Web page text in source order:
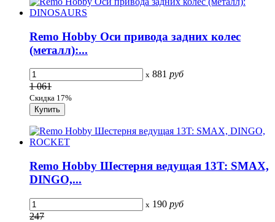
Remo Hobby Оси привода задних колес
(металл):...
x 881 руб
1 061
Скидка 17%
Remo Hobby Шестерня ведущая 13T: SMAX,
DINGO,...
x 190 руб
247